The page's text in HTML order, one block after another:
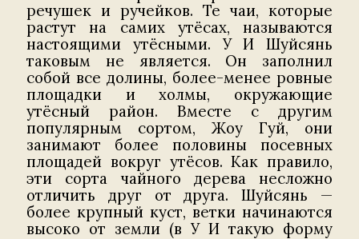
речушек и ручейков. Те чаи, которые
растут на самих утёсах, называются
настоящими утёсными. У И Шуйсянь
таковым не является. Он заполнил
собой все долины, более-менее ровные
площадки и холмы, окружающие
утёсный район. Вместе с другим
популярным сортом, Жоу Гуй, они
занимают более половины посевных
площадей вокруг утёсов. Как правило,
эти сорта чайного дерева несложно
отличить друг от друга. Шуйсянь —
более крупный куст, ветки начинаются
высоко от земли (в У И такую форму